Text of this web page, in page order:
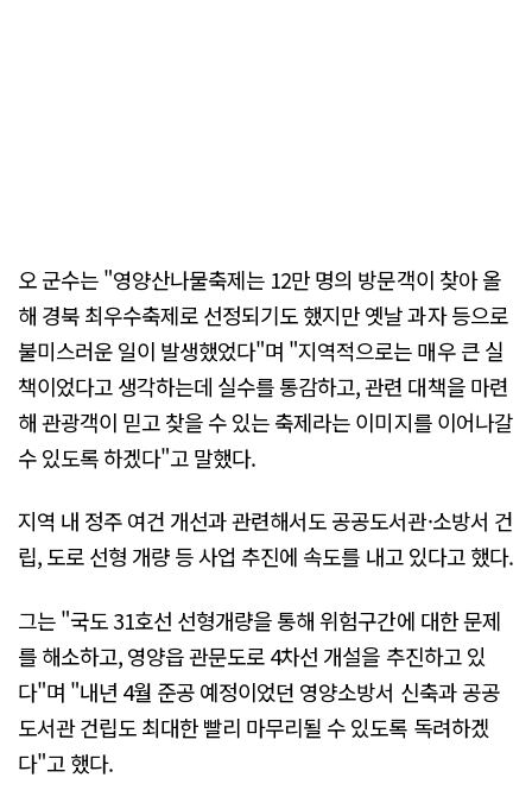
오 군수는 "영양산나물축제는 12만 명의 방문객이 찾아 올
해 경북 최우수축제로 선정되기도 했지만 옛날 과자 등으로
불미스러운 일이 발생했었다"며 "지역적으로는 매우 큰 실
책이었다고 생각하는데 실수를 통감하고, 관련 대책을 마련
해 관광객이 믿고 찾을 수 있는 축제라는 이미지를 이어나갈
수 있도록 하겠다"고 말했다.
지역 내 정주 여건 개선과 관련해서도 공공도서관·소방서 건
립, 도로 선형 개량 등 사업 추진에 속도를 내고 있다고 했다.
그는 "국도 31호선 선형개량을 통해 위험구간에 대한 문제
를 해소하고, 영양읍 관문도로 4차선 개설을 추진하고 있
다"며 "내년 4월 준공 예정이었던 영양소방서 신축과 공공
도서관 건립도 최대한 빨리 마무리될 수 있도록 독려하겠
다"고 했다.